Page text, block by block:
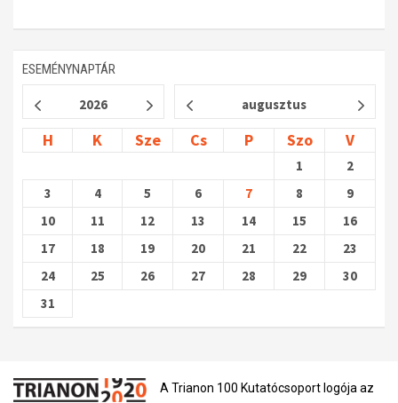
ESEMÉNYNAPTÁR
2026 augusztus
H K Sze Cs P Szo V
1
2
3
4 5 6 7 8
9
10
11 12 13 14 15
16
17
18 19 20 21 22
23
24
25 26 27 28 29
30
31
A Trianon 100 Kutatócsoport logója az